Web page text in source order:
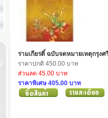
รามเกียรติ์ ฉบับจดหมายเหตุกรุงศ
ราคาปกติ 450.00 บาท
ส่วนลด 45.00 บาท
ราคาพิเศษ 405.00 บาท